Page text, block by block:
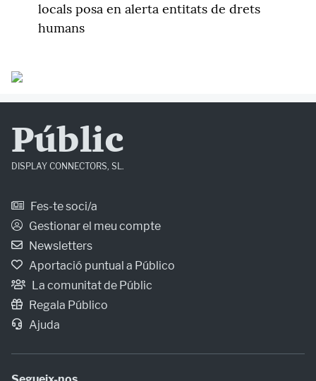
locals posa en alerta entitats de drets
humans
Públic
DISPLAY CONNECTORS, SL.
Fes-te soci/a
Gestionar el meu compte
Newsletters
Aportació puntual a Público
La comunitat de Públic
Regala Público
Ajuda